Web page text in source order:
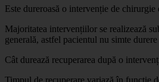
Este dureroasă o intervenție de chirurgie
Majoritatea intervențiilor se realizează
generală, astfel pacientul nu simte
Cât durează recuperarea după o
Timpul de recuperare variază în funcție